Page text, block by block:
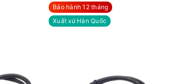
Bảo hành 12 tháng
Xuất xứ Hàn Quốc